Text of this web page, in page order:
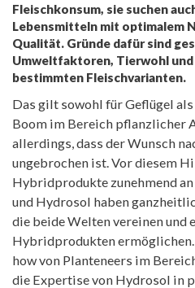
Fleischkonsum, sie suchen
Lebensmitteln mit optimalem
Qualität. Gründe dafür sind
Umweltfaktoren, Tierwohl und
bestimmten Fleischvarianten.
Das gilt sowohl für Geflügel
Boom im Bereich pflanzlicher
allerdings, dass der Wunsch
ungebrochen ist. Vor diesem
Hybridprodukte zunehmend
und Hydrosol haben
die beide Welten vereinen und
Hybridprodukten ermöglichen.
how von Planteneers im
die Expertise von Hydrosol in